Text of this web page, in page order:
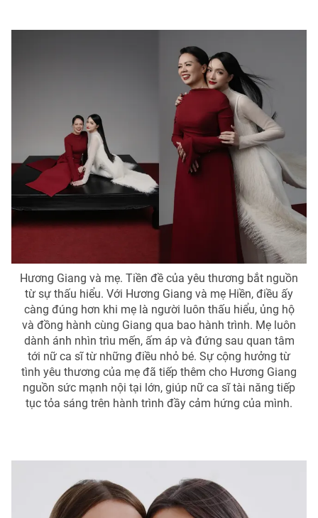
Email:toasoan@vtv.vn
® Cấm sao chép dưới mọi hình thức nếu không có sự chấp
thuận bằng văn bản. Ghi rõ nguồn VTV.vn khi phát hành lại
thông tin từ website này.
Hương Giang và mẹ. Tiền đề của yêu thương bắt nguồn
từ sự thấu hiểu. Với Hương Giang và mẹ Hiền, điều ấy
càng đúng hơn khi mẹ là người luôn thấu hiểu, ủng hộ
và đồng hành cùng Giang qua bao hành trình. Mẹ luôn
dành ánh nhìn trìu mến, ấm áp và đứng sau quan tâm
tới nữ ca sĩ từ những điều nhỏ bé. Sự cộng hưởng từ
tình yêu thương của mẹ đã tiếp thêm cho Hương Giang
nguồn sức mạnh nội tại lớn, giúp nữ ca sĩ tài năng tiếp
tục tỏa sáng trên hành trình đầy cảm hứng của mình.